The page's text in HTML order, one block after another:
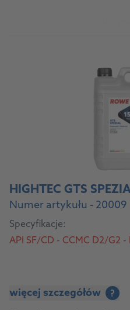
HIGHTEC GTS
Numer artykułu - 20009
Specyfikacje:
API SF/CD - CCMC D2/G2
więcej szczegółów ?